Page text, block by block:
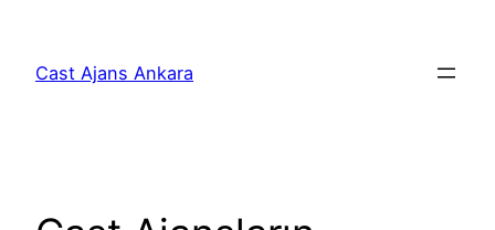
Cast Ajans Ankara